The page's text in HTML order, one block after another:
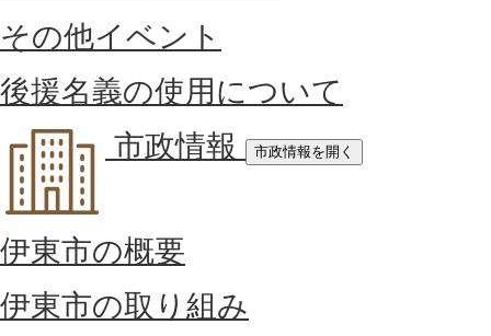
その他イベント
後援名義の使用について
市政情報
市政情報を開く
伊東市の概要
伊東市の取り組み